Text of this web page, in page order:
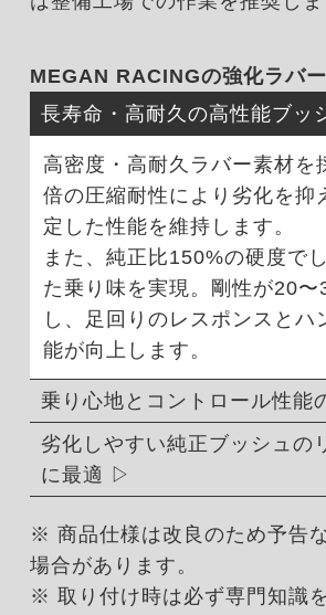
MEGAN RACINGの強化ラバ
長寿命・高耐久の高性能ブッ
高密度・高耐久ラバー素材を
倍の圧縮耐性により劣化を抑
定した性能を維持します。
また、純正比150%の硬度で
た乗り味を実現。剛性が20〜
し、足回りのレスポンスとハ
能が向上します。
乗り心地とコントロール性能
劣化しやすい純正ブッシュの
に最適
※ 商品仕様は改良のため予告
場合があります。
※ 取り付け時は必ず専門知識